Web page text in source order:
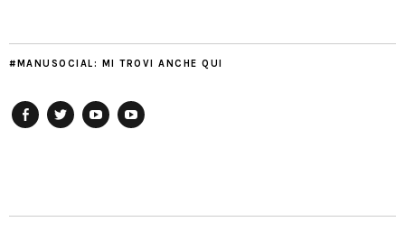
#MANUSOCIAL: MI TROVI ANCHE QUI